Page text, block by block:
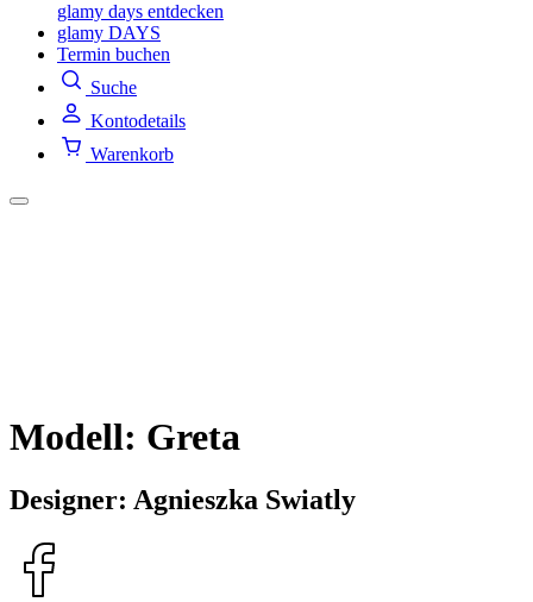
glamy days entdecken
glamy DAYS
Termin buchen
Suche
Kontodetails
Warenkorb
Modell: Greta
Designer: Agnieszka Swiatly